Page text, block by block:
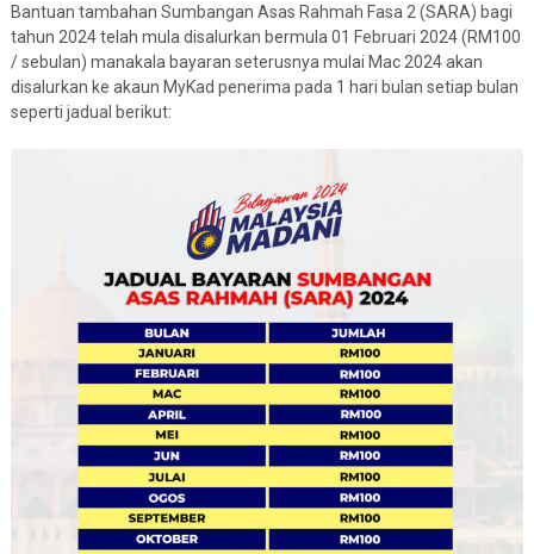
Bantuan tambahan Sumbangan Asas Rahmah Fasa 2 (SARA) bagi
tahun 2024 telah mula disalurkan bermula 01 Februari 2024 (RM100
/ sebulan) manakala bayaran seterusnya mulai Mac 2024 akan
disalurkan ke akaun MyKad penerima pada 1 hari bulan setiap bulan
seperti jadual berikut: